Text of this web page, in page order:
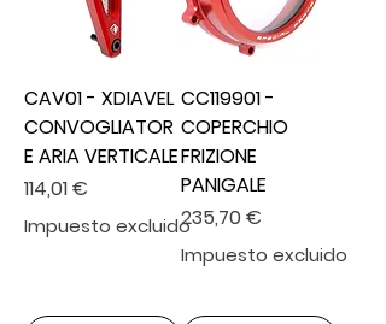
CAV01 - XDIAVEL
CONVOGLIATOR
E ARIA VERTICALE
Precio
114,01 €
Impuesto excluido
CC119901 -
COPERCHIO
FRIZIONE
PANIGALE
Precio
235,70 €
Impuesto excluido